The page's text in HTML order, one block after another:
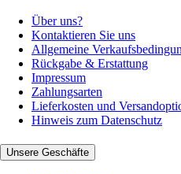
Über uns?
Kontaktieren Sie uns
Allgemeine
Rückgabe & Erstattung
Impressum
Zahlungsarten
Lieferkosten und
Hinweis zum Datenschutz
Unsere Geschäfte